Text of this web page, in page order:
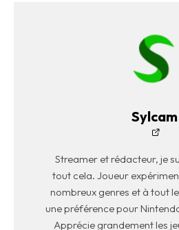
Sylcam
Streamer et rédacteur, je
tout cela. Joueur
nombreux genres et à tout
une préférence pour
Apprécie grandement les